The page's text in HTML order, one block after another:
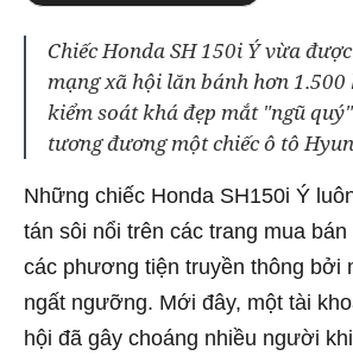
Chiếc Honda SH 150i Ý vừa
mạng xã hội lăn bánh hơn 1.500
kiểm soát khá đẹp mắt "ngũ
tương đương một chiếc ô tô
Những chiếc Honda SH150i Ý
tán sôi nổi trên các trang mua
các phương tiện truyền thông bởi
ngất ngưỡng. Mới đây, một tài
hội đã gây choáng nhiều người